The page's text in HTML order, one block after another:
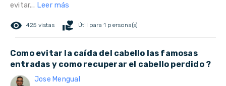
evitar... Leer más
remove_red_eye 425 vistas volunteer_activism Útil para 1 persona(s)
Como evitar la caída del cabello las famosas
entradas y como recuperar el cabello perdido ?
Jose Mengual